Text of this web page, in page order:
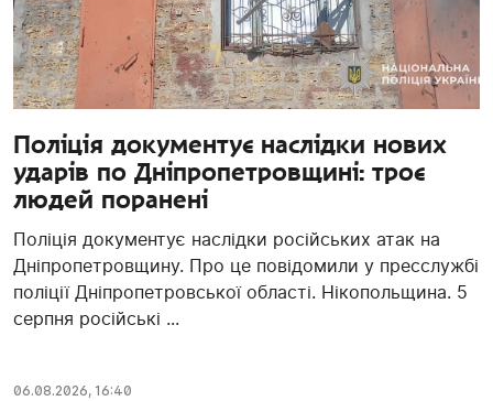
Поліція документує наслідки нових
ударів по Дніпропетровщині: троє
людей поранені
Поліція документує наслідки російських атак на
Дніпропетровщину. Про це повідомили у пресслужбі
поліції Дніпропетровської області. Нікопольщина. 5
серпня російські ...
06.08.2026, 16:40